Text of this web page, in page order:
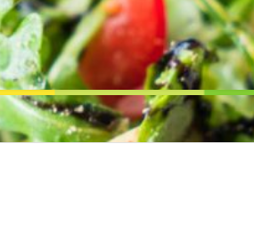
для всех
РЕЦЕПТЫ ДЛЯ